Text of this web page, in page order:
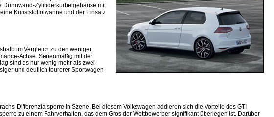
Dünnwand-Zylinderkurbelgehäuse mit
Kunststoffölwanne und der Einsatz
im Vergleich zu den weniger
Achse. Serienmäßig mit der
sind es nur wenig mehr als zwei
und deutlich teurerer Sportwagen
Differenzialsperre in Szene. Bei diesem Volkswagen addieren sich die Vorteile des GTI-
zu einem Fahrverhalten, das dem Gros der Wettbewerber signifikant überlegen ist. Darüber